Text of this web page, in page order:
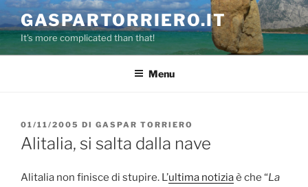
Salta
al
contenuto
GASPARTORRIERO.IT
It's more complicated than that!
Menu
PUBBLICATO
IL
01/11/2005 DI GASPAR TORRIERO
Alitalia, si salta dalla nave
Alitalia non finisce di stupire. L’ultima notiziaè che “La